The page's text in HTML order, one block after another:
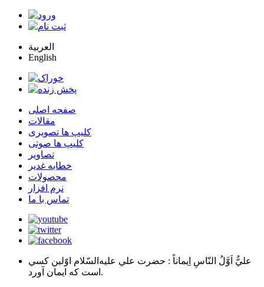
العربية
English
صفحه اصلی
مقالات
کلیپ ها تصویری
کلیپ ها صوتی
تصاویر
خطابه غدیر
محصولات
نرم افزار
تماس با ما
عليٌّ اَوَّلُ النّاسِ اِيماناً : حضرت علي عليه‌السّلام اوّلين كسي
است كه ايمان آورد.